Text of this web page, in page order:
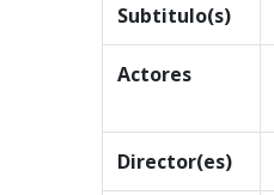
Subtitulo(s)
Actores
Director(es)